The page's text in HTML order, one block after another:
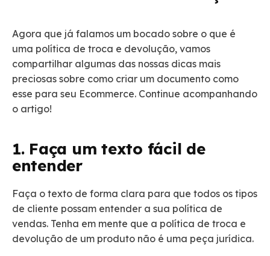
Agora que já falamos um bocado sobre o que é
uma política de troca e devolução, vamos
compartilhar algumas das nossas dicas mais
preciosas sobre como criar um documento como
esse para seu Ecommerce. Continue acompanhando
o artigo!
1. Faça um texto fácil de
entender
Faça o texto de forma clara para que todos os tipos
de cliente possam entender a sua política de
vendas. Tenha em mente que a política de troca e
devolução de um produto não é uma peça jurídica.